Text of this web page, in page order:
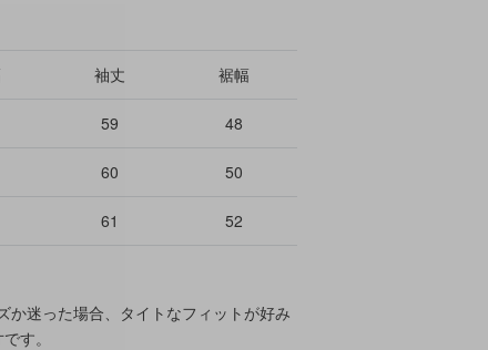
袖丈 裾幅
59 48
60 50
61 52
か迷った場合、タイトなフィットが好み
す。